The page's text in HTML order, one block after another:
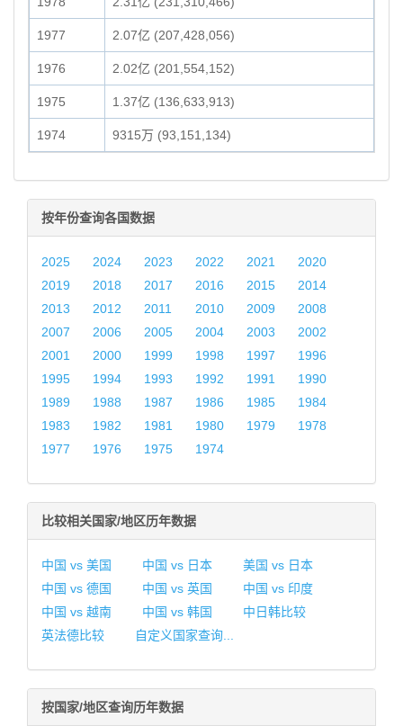
1977 2.07亿 (207,428,056)
1976 2.02亿 (201,554,152)
1975 1.37亿 (136,633,913)
1974 9315万 (93,151,134)
按年份查询各国数据
2025 2024 2023 2022 2021
2020
2019
2018 2017 2016 2015
2014
2013
2012 2011 2010 2009
2008
2007
2006 2005 2004 2003
2002
2001
2000 1999 1998 1997
1996
1995
1994 1993 1992 1991
1990
1989
1988 1987 1986 1985
1984
1983
1982 1981 1980 1979
1978
1977
1976 1975 1974
比较相关国家/地区历年数据
中国 vs 美国 中国 vs 日本
美国 vs 日本
中国 vs 德国
中国 vs 英国
中国 vs 印度
中国 vs 越南
中国 vs 韩国
中日韩比较
英法德比较
自定义国家查询...
按国家/地区查询历年数据